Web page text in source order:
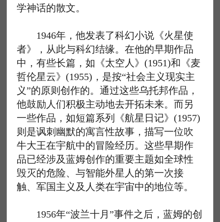
学神话的散文。
1946年，他发表了科幻小说《火星使
者》，从此与科幻结缘。在他的早期作品
中，有些长篇，如《太空人》(1951)和《麦
哲伦星云》(1955)，是按“社会主义现实主
义”的原则创作的。通过这些乌托邦作品，
他鼓励人们积极主动地去开拓未来。而另
一些作品，如短篇系列《航星日记》(1957)
则是讽刺幽默的寓言性故事，描写一位吹
牛大王在宇航中的冒险经历。这些早期作
品已经涉及蓝姆创作的重要主题如全球性
毁灭的危险、与智能外星人的第一次接
触、军国主义及人类在宇宙中的地位等。
1956年“波兰十月”事件之后，蓝姆的创